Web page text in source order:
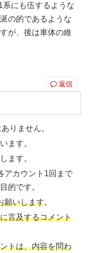
にも伍するような
の的であるような
が、後は車体の維
返信
りません。
ます。
ます。
アカウント1回まで
的です。
願いします。
言及するコメント
トは、内容を問わ